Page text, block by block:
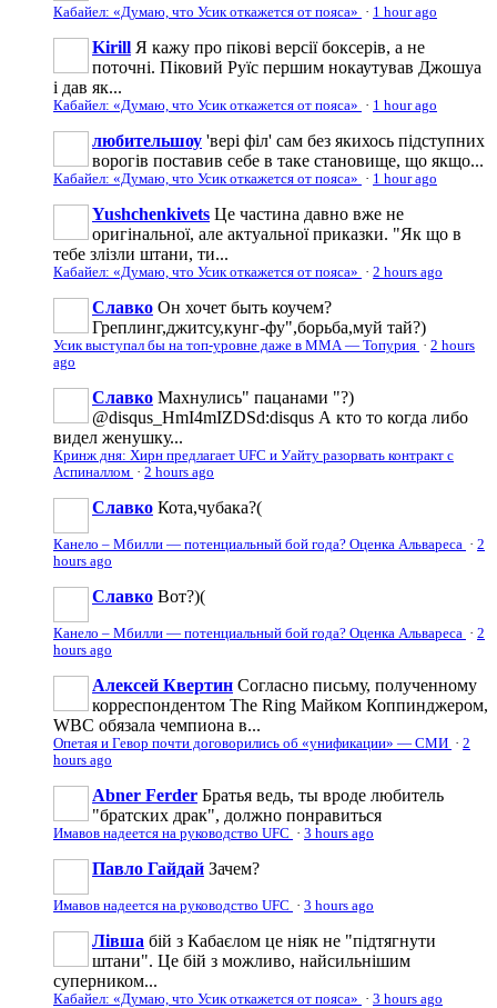
Кабайел: «Думаю, что Усик откажется от пояса» · 1 hour ago
Kirill Я кажу про пікові версії боксерів, а не
поточні. Піковий Руїс першим нокаутував Джошуа
і дав як...
Кабайел: «Думаю, что Усик откажется от пояса» · 1 hour ago
любительшоу 'вері філ' сам без якихось підступних
ворогів поставив себе в таке становище, що якщо...
Кабайел: «Думаю, что Усик откажется от пояса» · 1 hour ago
Yushchenkivets Це частина давно вже не
оригінальної, але актуальної приказки. "Як що в
тебе злізли штани, ти...
Кабайел: «Думаю, что Усик откажется от пояса» · 2 hours ago
Славко Он хочет быть коучем?
Греплинг,джитсу,кунг-фу",борьба,муй тай?)
Усик выступал бы на топ-уровне даже в ММА — Топурия · 2 hours
ago
Славко Махнулись" пацанами "?)
@disqus_HmI4mIZDSd:disqus А кто то когда либо
видел женушку...
Кринж дня: Хирн предлагает UFC и Уайту разорвать контракт с
Аспиналлом · 2 hours ago
Славко Кота,чубака?(
Канело – Мбилли — потенциальный бой года? Оценка Альвареса · 2
hours ago
Славко Вот?)(
Канело – Мбилли — потенциальный бой года? Оценка Альвареса · 2
hours ago
Алексей Квертин Согласно письму, полученному
корреспондентом The Ring Майком Коппинджером,
WBC обязала чемпиона в...
Опетая и Гевор почти договорились об «унификации» — СМИ · 2
hours ago
Abner Ferder Братья ведь, ты вроде любитель
"братских драк", должно понравиться
Имавов надеется на руководство UFC · 3 hours ago
Павло Гайдай Зачем?
Имавов надеется на руководство UFC · 3 hours ago
Лівша бій з Кабаєлом це ніяк не "підтягнути
штани". Це бій з можливо, найсильнішим
суперником...
Кабайел: «Думаю, что Усик откажется от пояса» · 3 hours ago